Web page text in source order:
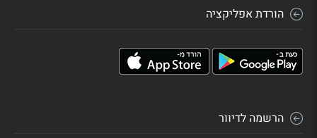
הורדת אפליקציה
הרשמה לדיוור